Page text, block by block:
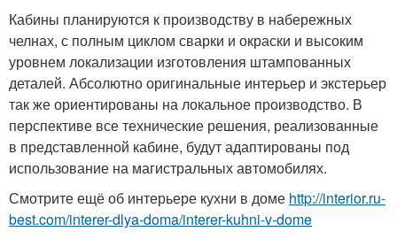
Кабины планируются к производству в набережных
челнах, с полным циклом сварки и окраски и высоким
уровнем локализации изготовления штампованных
деталей. Абсолютно оригинальные интерьер и экстерьер
так же ориентированы на локальное производство. В
перспективе все технические решения, реализованные
в представленной кабине, будут адаптированы под
использование на магистральных автомобилях.
Смотрите ещё об интерьере кухни в доме http://interior.ru-
best.com/interer-dlya-doma/interer-kuhni-v-dome